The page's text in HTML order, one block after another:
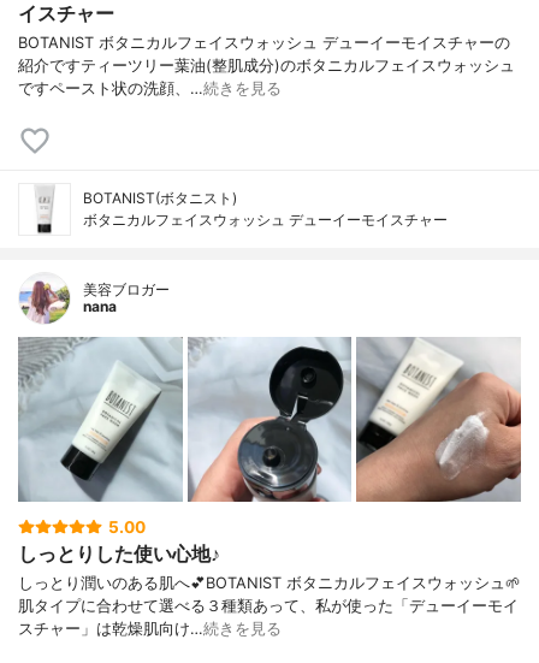
イスチャー
BOTANIST ボタニカルフェイスウォッシュ デューイーモイスチャーの
紹介ですティーツリー葉油(整肌成分)のボタニカルフェイスウォッシュ
ですペースト状の洗顔、…続きを見る
BOTANIST(ボタニスト)
ボタニカルフェイスウォッシュ デューイーモイスチャー
美容ブロガー
nana
5.00
しっとりした使い心地♪
しっとり潤いのある肌へ💕BOTANIST ボタニカルフェイスウォッシュ🌱
肌タイプに合わせて選べる３種類あって、私が使った「デューイーモイ
スチャー」は乾燥肌向け…続きを見る